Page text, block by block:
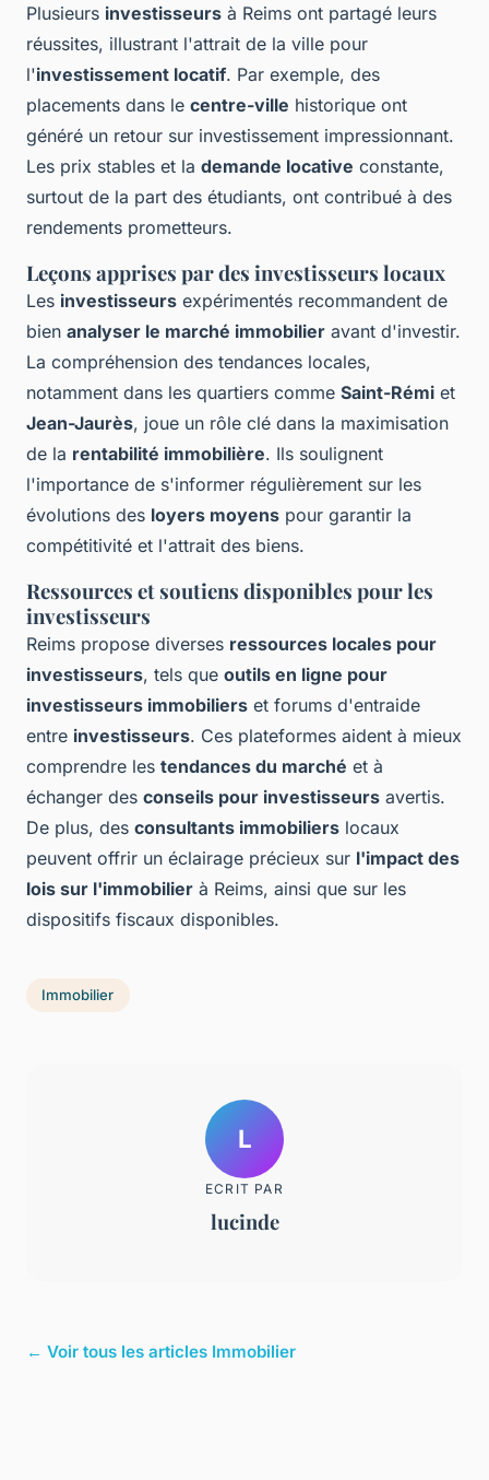
Plusieurs investisseurs à Reims ont partagé leurs
réussites, illustrant l'attrait de la ville pour
l'investissement locatif. Par exemple, des
placements dans le centre-ville historique ont
généré un retour sur investissement impressionnant.
Les prix stables et la demande locative constante,
surtout de la part des étudiants, ont contribué à des
rendements prometteurs.
Leçons apprises par des investisseurs locaux
Les investisseurs expérimentés recommandent de
bien analyser le marché immobilier avant d'investir.
La compréhension des tendances locales,
notamment dans les quartiers comme Saint-Rémi et
Jean-Jaurès, joue un rôle clé dans la maximisation
de la rentabilité immobilière. Ils soulignent
l'importance de s'informer régulièrement sur les
évolutions des loyers moyens pour garantir la
compétitivité et l'attrait des biens.
Ressources et soutiens disponibles pour les
investisseurs
Reims propose diverses ressources locales pour
investisseurs, tels que outils en ligne pour
investisseurs immobiliers et forums d'entraide
entre investisseurs. Ces plateformes aident à mieux
comprendre les tendances du marché et à
échanger des conseils pour investisseurs avertis.
De plus, des consultants immobiliers locaux
peuvent offrir un éclairage précieux sur l'impact des
lois sur l'immobilier à Reims, ainsi que sur les
dispositifs fiscaux disponibles.
Immobilier
L
ECRIT PAR
lucinde
← Voir tous les articles Immobilier